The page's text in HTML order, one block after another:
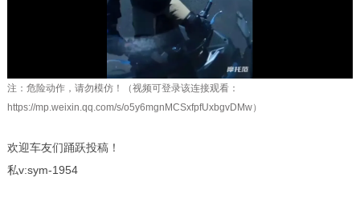
注：危险动作，请勿模仿！（视频可登录该连接观看：
https://mp.weixin.qq.com/s/o5y6mgnMCSxfpfUxbgvDMw）
欢迎车友们踊跃投稿！
私v:sym-1954